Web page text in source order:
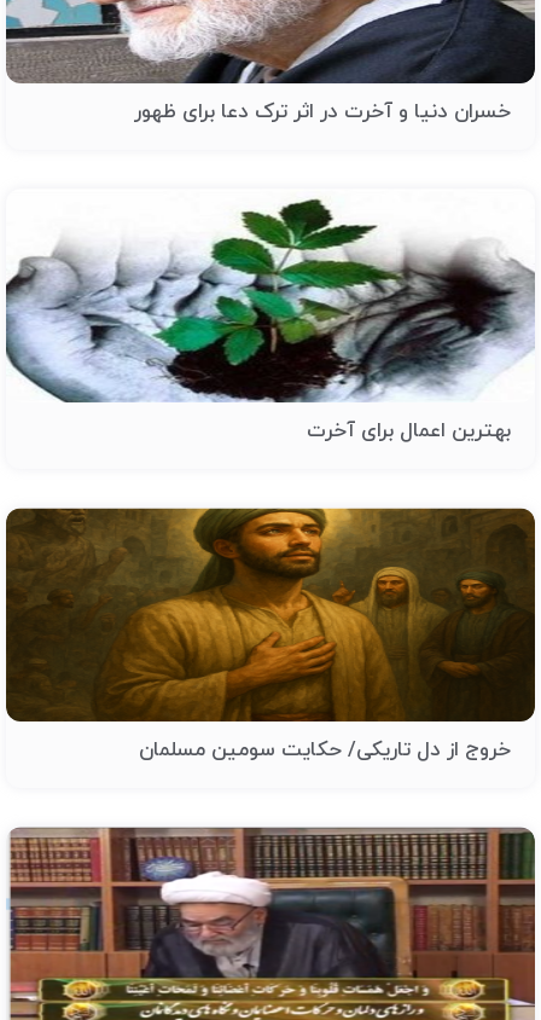
خسران دنیا و آخرت در اثر ترک دعا برای ظهور
بهترین اعمال برای آخرت
خروج از دل تاریکی/ حکایت سومین مسلمان